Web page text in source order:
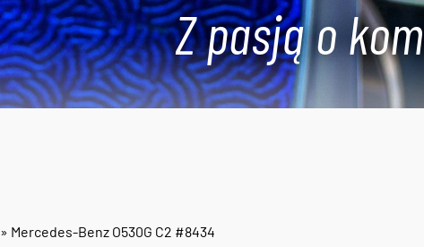
Z pasją o
» Mercedes-Benz O530G C2 #8434